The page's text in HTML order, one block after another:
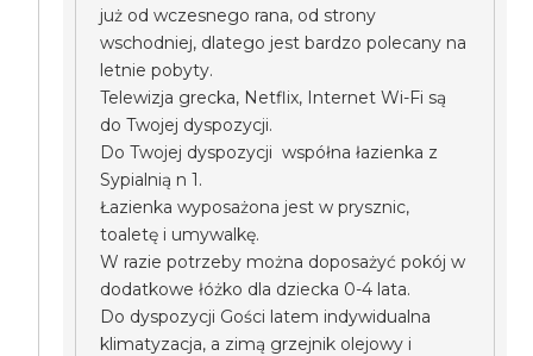
już od wczesnego rana, od strony
wschodniej, dlatego jest bardzo polecany na
letnie pobyty.
Telewizja grecka, Netflix, Internet Wi-Fi są
do Twojej dyspozycji.
Do Twojej dyspozycji współna łazienka z
Sypialnią n 1.
Łazienka wyposażona jest w prysznic,
toaletę i umywalkę.
W razie potrzeby można doposażyć pokój w
dodatkowe łóżko dla dziecka 0-4 lata.
Do dyspozycji Gości latem indywidualna
klimatyzacja, a zimą grzejnik olejowy i